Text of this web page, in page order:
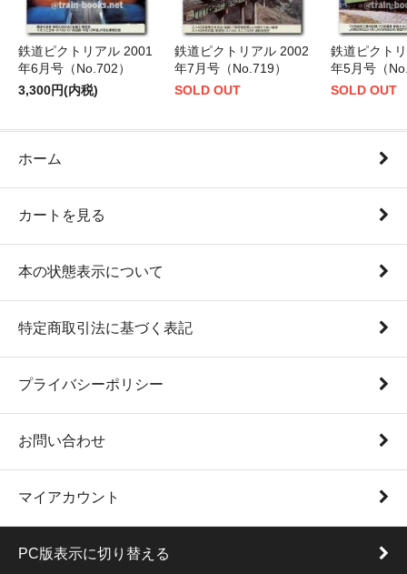
鉄道ピクトリアル 2001
年6月号（No.702）
3,300円(内税)
鉄道ピクトリアル 2002
年7月号（No.719）
SOLD OUT
鉄道ピクト
年5月号（
SOLD OUT
ホーム
カートを見る
本の状態表示について
特定商取引法に基づく表記
プライバシーポリシー
お問い合わせ
マイアカウント
PC版表示に切り替える